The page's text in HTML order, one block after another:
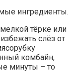
ингредиенты.
тёрке или
слёз от
комбайн,
минуты – то